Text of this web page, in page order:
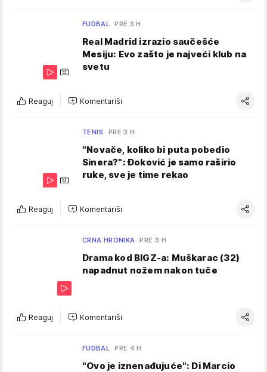
FUDBAL PRE 3 H
Real Madrid izrazio saučešće
Mesiju: Evo zašto je najveći klub na
svetu
Reaguj Komentariši
TENIS PRE 3 H
"Novače, koliko bi puta pobedio
Sinera?": Đoković je samo raširio
ruke, sve je time rekao
Reaguj Komentariši
CRNA HRONIKA PRE 3 H
Drama kod BIGZ-a: Muškarac (32)
napadnut nožem nakon tuče
Reaguj Komentariši
FUDBAL PRE 4 H
"Ovo je iznenađujuće": Di Marcio